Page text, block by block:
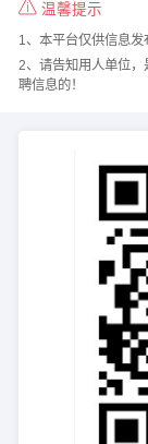
温馨提示
1、本平台仅供信息发
2、请告知用人单位，
聘信息的！